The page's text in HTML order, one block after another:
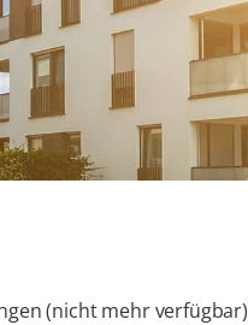
(nicht mehr verfügbar)